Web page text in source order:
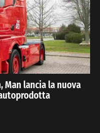
Man lancia la nuova